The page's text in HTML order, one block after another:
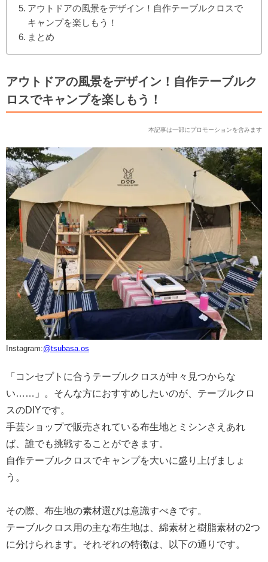
アウトドアの風景をデザイン！自作テーブルクロスで
キャンプを楽しもう！
まとめ
アウトドアの風景をデザイン！自作テーブルク
ロスでキャンプを楽しもう！
本記事は一部にプロモーションを含みます
Instagram:@tsubasa.os
「コンセプトに合うテーブルクロスが中々見つからな
い……」。そんな方におすすめしたいのが、テーブルクロ
スのDIYです。
手芸ショップで販売されている布生地とミシンさえあれ
ば、誰でも挑戦することができます。
自作テーブルクロスでキャンプを大いに盛り上げましょ
う。
その際、布生地の素材選びは意識すべきです。
テーブルクロス用の主な布生地は、綿素材と樹脂素材の2つ
に分けられます。それぞれの特徴は、以下の通りです。